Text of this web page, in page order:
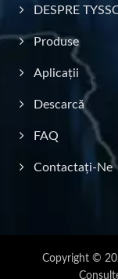
DESPRE
Produse
Aplicații
Descarcă
FAQ
Contactați-Ne
Copyright ©